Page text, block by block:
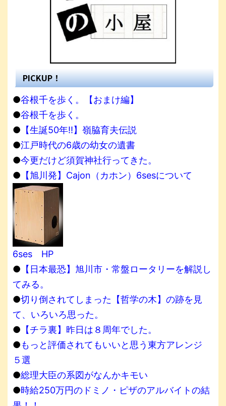
PICKUP！
●谷根千を歩く。【おまけ編】
●谷根千を歩く。
● 【生誕50年!!】嶺脇育夫伝説
●江戸時代の6歳の幼女の遺書
●今更だけど須賀神社行ってきた。
● 【旭川発】Cajon（カホン）6sesについて
6ses HP
● 【日本最恐】旭川市・常盤ロータリーを解説し
てみる。
●切り倒されてしまった【哲学の木】の跡を見
て、いろいろ思った。
● 【チラ裏】昨日は８周年でした。
●もっと評価されてもいいと思う東方アレンジ
５選
●総理大臣の系図がなんかキモい
●時給250万円のドミノ・ピザのアルバイトの結